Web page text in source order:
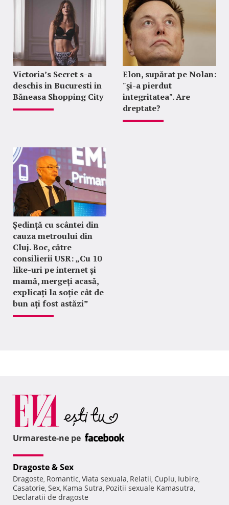
Victoria’s Secret s-a
deschis in Bucuresti in
Băneasa Shopping City
Elon, supărat pe Nolan:
"şi-a pierdut
integritatea". Are
dreptate?
Ședință cu scântei din
cauza metroului din
Cluj. Boc, către
consilierii USR: „Cu 10
like-uri pe internet și
mamă, mergeți acasă,
explicați la soție cât de
bun ați fost astăzi”
Urmareste-ne pe
Dragoste & Sex
Dragoste, Romantic, Viata sexuala, Relatii, Cuplu, Iubire,
Casatorie, Sex, Kama Sutra, Pozitii sexuale Kamasutra,
Declaratii de dragoste